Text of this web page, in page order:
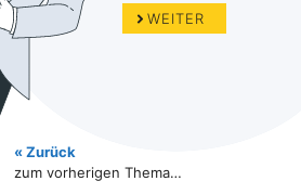
WEITER
« Zurück
zum vorherigen Thema…